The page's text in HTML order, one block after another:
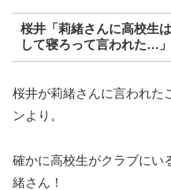
桜井「莉緒さんに高校生
して寝ろって言われた…」
桜井が莉緒さんに言われた
ンより。
確かに高校生がクラブにい
緒さん！